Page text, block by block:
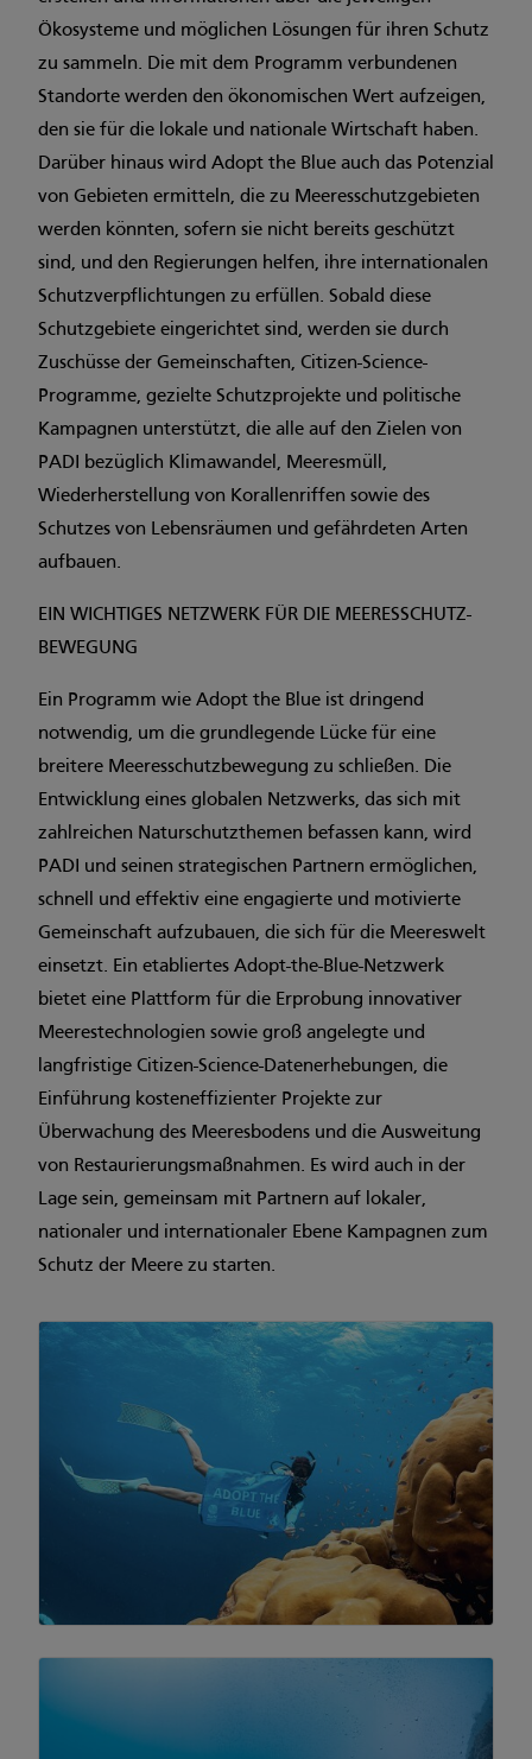
Ökosysteme und möglichen Lösungen für ihren Schutz
zu sammeln. Die mit dem Programm verbundenen
Standorte werden den ökonomischen Wert aufzeigen,
den sie für die lokale und nationale Wirtschaft haben.
Darüber hinaus wird Adopt the Blue auch das Potenzial
von Gebieten ermitteln, die zu Meeresschutzgebieten
werden könnten, sofern sie nicht bereits geschützt
sind, und den Regierungen helfen, ihre internationalen
Schutzverpflichtungen zu erfüllen. Sobald diese
Schutzgebiete eingerichtet sind, werden sie durch
Zuschüsse der Gemeinschaften, Citizen-Science-
Programme, gezielte Schutzprojekte und politische
Kampagnen unterstützt, die alle auf den Zielen von
PADI bezüglich Klimawandel, Meeresmüll,
Wiederherstellung von Korallenriffen sowie des
Schutzes von Lebensräumen und gefährdeten Arten
aufbauen.
EIN WICHTIGES NETZWERK FÜR DIE MEERESSCHUTZ-
BEWEGUNG
Ein Programm wie Adopt the Blue ist dringend
notwendig, um die grundlegende Lücke für eine
breitere Meeresschutzbewegung zu schließen. Die
Entwicklung eines globalen Netzwerks, das sich mit
zahlreichen Naturschutzthemen befassen kann, wird
PADI und seinen strategischen Partnern ermöglichen,
schnell und effektiv eine engagierte und motivierte
Gemeinschaft aufzubauen, die sich für die Meereswelt
einsetzt. Ein etabliertes Adopt-the-Blue-Netzwerk
bietet eine Plattform für die Erprobung innovativer
Meerestechnologien sowie groß angelegte und
langfristige Citizen-Science-Datenerhebungen, die
Einführung kosteneffizienter Projekte zur
Überwachung des Meeresbodens und die Ausweitung
von Restaurierungsmaßnahmen. Es wird auch in der
Lage sein, gemeinsam mit Partnern auf lokaler,
nationaler und internationaler Ebene Kampagnen zum
Schutz der Meere zu starten.